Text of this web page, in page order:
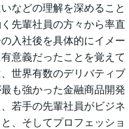
などの理解を深めること
先輩社員の方々から率直
入社後を具体的にイメー
意義だったことを覚えて
世界有数のデリバティブ
も強かった金融商品開発
若手の先輩社員がビジネ
、そしてプロフェッショ